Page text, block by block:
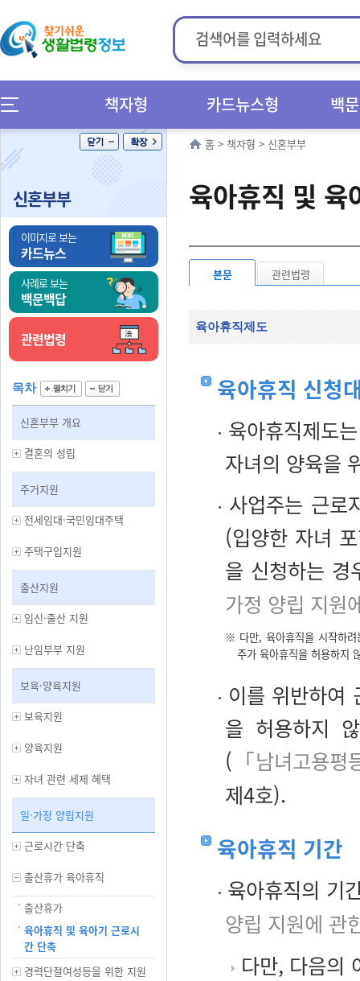
책자형 카드뉴스형 백
신혼부부
이미지로 보는
카드뉴스
사례로 보는
백문백답
관련법령
목차
신혼부부 개요
결혼의 성립
주거지원
전세임대·국민임대주택
주택구입지원
출산지원
임신·출산 지원
난임부부 지원
보육·양육지원
보육지원
양육지원
자녀 관련 세제 혜택
일·가정 양립지원
근로시간 단축
출산휴가 육아휴직
출산휴가
육아휴직 및 육아기 근로시
간 단축
경력단절여성등을 위한 지원
홈 > 책자형 > 신혼부부
육아휴직 및 육
본문 관련법령
육아휴직제도
육아휴직 신청
육아휴직제도
자녀의 양육을
사업주는 근
(입양한 자녀
을 신청하는 경
가정 양립 지원
※ 다만, 육아휴직을 시작하려
주가 육아휴직을 허용하지
이를 위반하여
을 허용하지
( 「남녀고용
제4호).
육아휴직 기간
육아휴직의 기
양립 지원에 관
다만, 다음의